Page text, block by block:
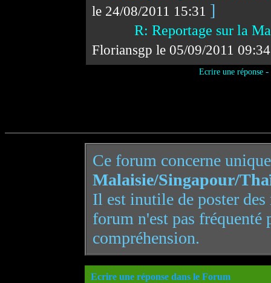
le 24/08/2011 15:31 ]
R: Reportage sur la
Floriansgp le 05/09/2011
Ecrire une réponse-
Ce forum concerne
Malaisie/Singapour/
Il est inutile de poster
forum n'est pas
compréhension.
Ecrire une réponse dans le Forum